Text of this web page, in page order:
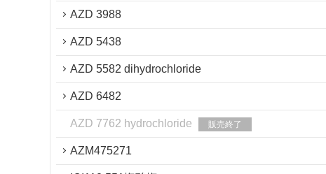
AZD 3988
AZD 5438
AZD 5582 dihydrochloride
AZD 6482
AZD 7762 hydrochloride 販売終了
AZM475271